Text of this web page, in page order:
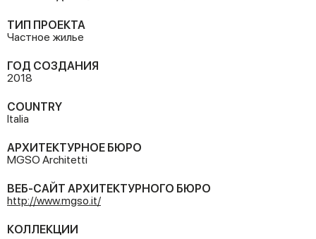
ТИП ПРОЕКТА
Частное жилье
ГОД СОЗДАНИЯ
2018
COUNTRY
Italia
АРХИТЕКТУРНОЕ БЮРО
MGSO Architetti
ВЕБ-САЙТ АРХИТЕКТУРНОГО БЮРО
http://www.mgso.it/
КОЛЛЕКЦИИ